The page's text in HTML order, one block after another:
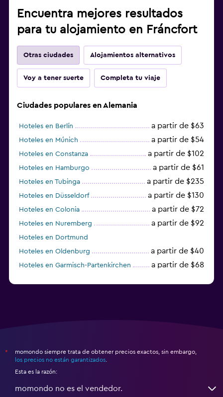
Encuentra mejores resultados
para tu alojamiento en Fráncfort
Otras ciudades Alojamientos alternativos
Voy a tener suerte Completa tu viaje
Ciudades populares en Alemania
Hoteles en Berlín a partir de $63
Hoteles en Múnich a partir de $54
Hoteles en Constanza a partir de $102
Hoteles en Hamburgo a partir de $61
Hoteles en Tubinga a partir de $235
Hoteles en Düsseldorf a partir de $130
Hoteles en Colonia a partir de $72
Hoteles en Nuremberg a partir de $92
Hoteles en Dortmund
Hoteles en Oldenburg
a partir de $40
Hoteles en Garmisch-Partenkirchen a partir de $68
*
momondo siempre trata de obtener precios exactos, sin embargo,
los precios no están garantizados
Esta es la razón:
momondo no es el vendedor.